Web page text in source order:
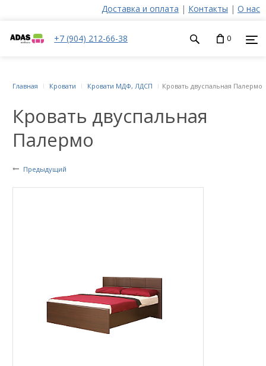
Доставка и оплата | Контакты | О нас
+7 (904) 212-66-38 0
Кровать двуспальная
Палермо
Предыдущий
Главная Кровати Кровати МДФ, ЛДСП Кровать двуспальная Палермо